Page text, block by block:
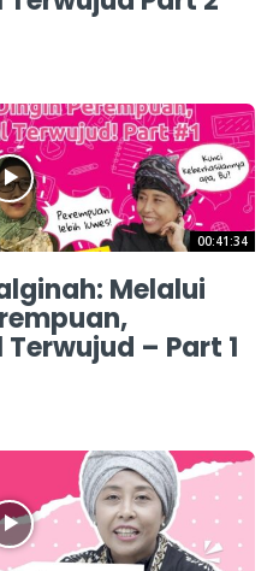
00:41:34
Melalui
– Part 1